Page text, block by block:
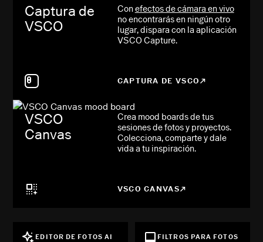
Captura de
VSCO
Conefectos de cámara en vivo
no encontrarás en ningún otro
lugar, dispara con la aplicación
VSCO Capture.
CAPTURA DE VSCO
VSCO
Canvas
Crea mood boards de tus
sesiones de fotos y proyectos.
Colecciona, comparte y dale
vida a tu inspiración.
VSCO CANVAS
EDITOR DE FOTOS AI FILTROS PARA FOTOS